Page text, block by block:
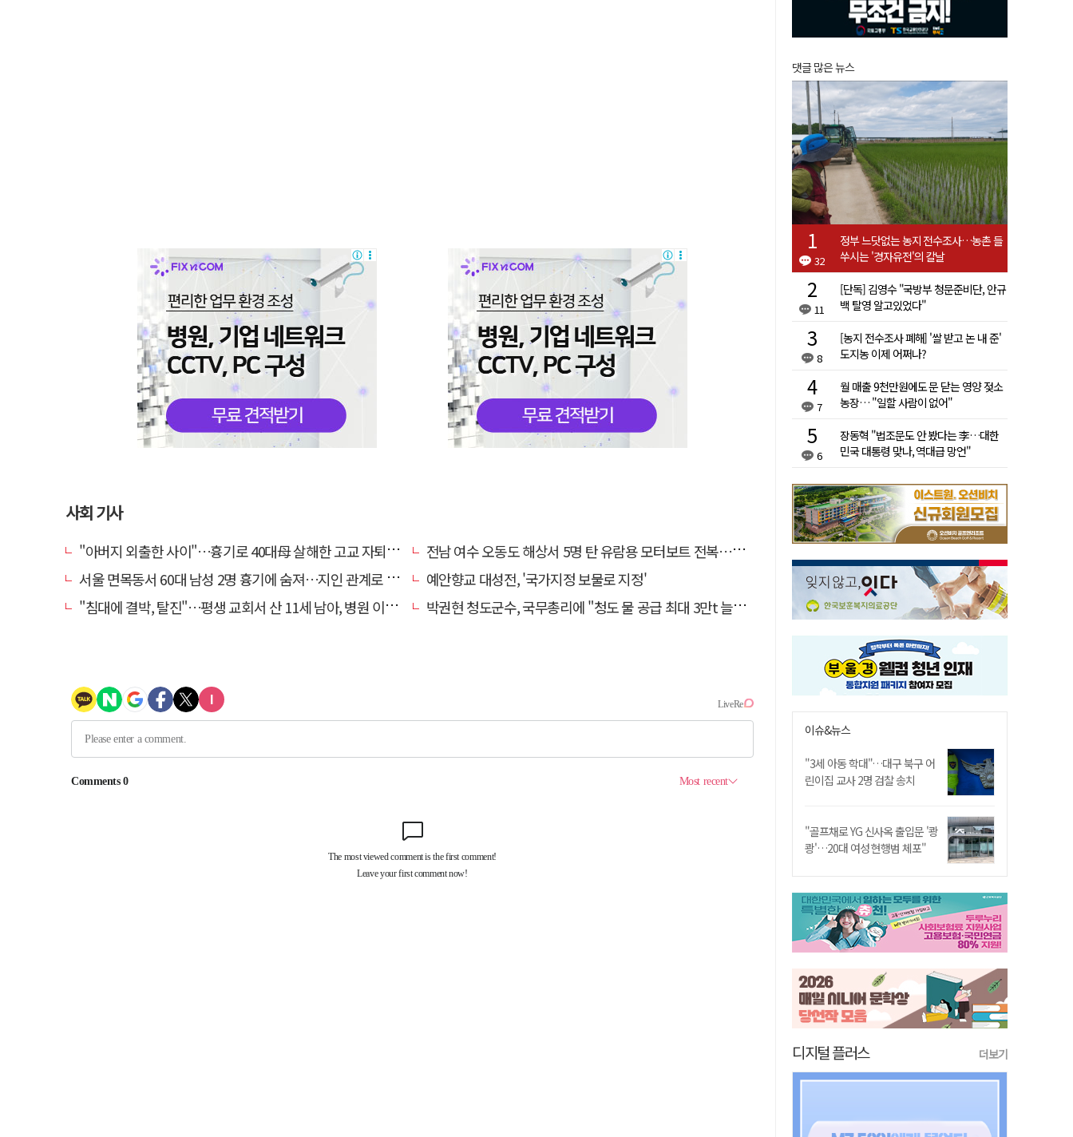
사회 기사
"아버지 외출한 사이"…흉기로 40대母 살해한 고교 자퇴생, 구속 기로에
전남 여수 오동도 해상서 5명 탄 유람용 모터보트 전복…2명 숨져
서울 면목동서 60대 남성 2명 흉기에 숨져…지인 관계로 추정
예안향교 대성전, '국가지정 보물로 지정'
"침대에 결박, 탈진"…평생 교회서 산 11세 남아, 병원 이송 끝 숨져
박권현 청도군수, 국무총리에 "청도 물 공급 최대 3만t 늘려달라"
댓글 많은 뉴스
32
정부 느닷없는 농지 전수조사…농촌 들
쑤시는 '경자유전'의 칼날
11
[단독] 김영수 "국방부 청문준비단, 안규
백 탈영 알고있었다"
8
[농지 전수조사 폐해] '쌀 받고 논 내 준'
도지농 이제 어쩌나?
7
월 매출 9천만원에도 문 닫는 영양 젖소
농장… "일할 사람이 없어"
6
장동혁 "법조문도 안 봤다는 李…대한
민국 대통령 맞나, 역대급 망언"
이슈&뉴스
"3세 아동 학대"…대구 북구 어
린이집 교사 2명 검찰 송치
"골프채로 YG 신사옥 출입문 '쾅
쾅'…20대 여성 현행범 체포"
디지털 플러스 더보기